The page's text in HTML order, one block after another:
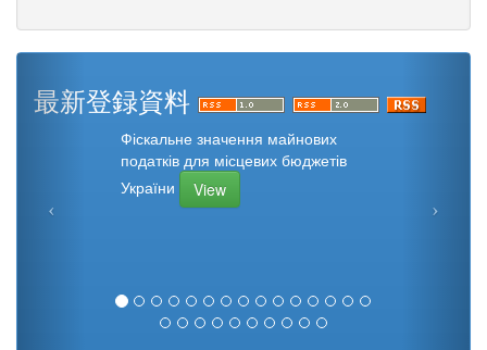
最新登録資料
Фіскальне значення майнових
податків для місцевих бюджетів
України
View